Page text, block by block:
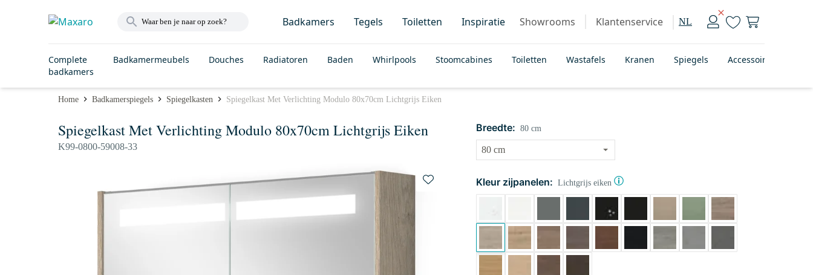
Badkamers Tegels Toiletten Inspiratie Showrooms Klantenservice NL
Complete
badkamers
Badkamermeubels Douches Radiatoren Baden Whirlpools Stoomcabines Toiletten Wastafels Kranen Spiegels Accessoires
Home Badkamerspiegels Spiegelkasten Spiegelkast Met Verlichting Modulo 80x70cm Lichtgrijs Eiken
Spiegelkast Met Verlichting Modulo 80x70cm Lichtgrijs Eiken
K99-0800-59008-33
Breedte: 80 cm
Kleur zijpanelen: Lichtgrijs eiken